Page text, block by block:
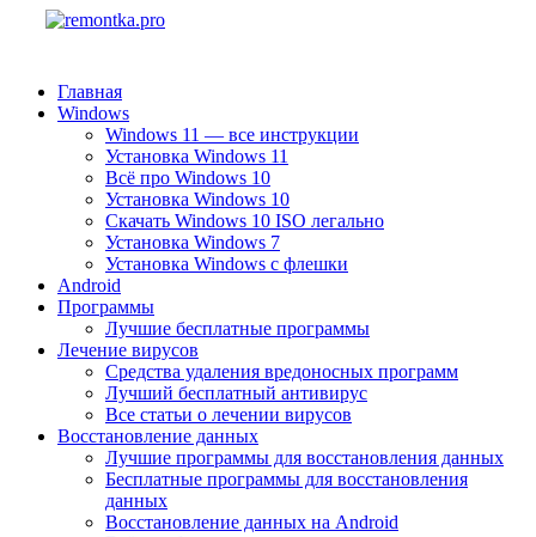
Главная
Windows
Windows 11 — все инструкции
Установка Windows 11
Всё про Windows 10
Установка Windows 10
Скачать Windows 10 ISO легально
Установка Windows 7
Установка Windows с флешки
Android
Программы
Лучшие бесплатные программы
Лечение вирусов
Средства удаления вредоносных программ
Лучший бесплатный антивирус
Все статьи о лечении вирусов
Восстановление данных
Лучшие программы для восстановления данных
Бесплатные программы для восстановления
данных
Восстановление данных на Android